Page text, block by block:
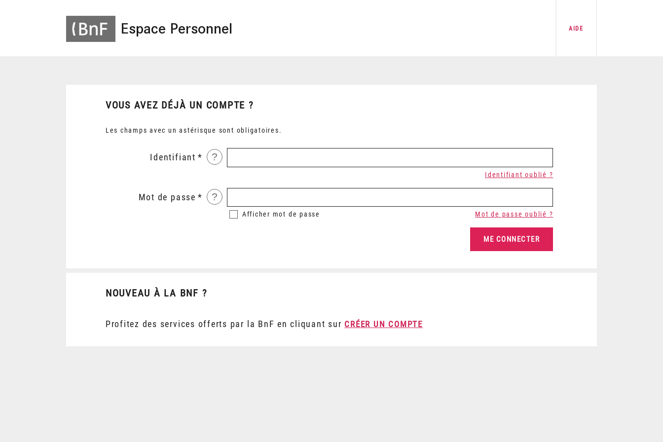
Espace Personnel AIDE
VOUS AVEZ DÉJÀ UN COMPTE ?
Les champs avec un astérisque sont obligatoires.
Identifiant ?
Identifiant oublié ?
Mot de passe ?
Afficher mot de passe Mot de passe oublié ?
NOUVEAU À LA BNF ?
Profitez des services offerts par la BnF en cliquant sur CRÉER UN COMPTE